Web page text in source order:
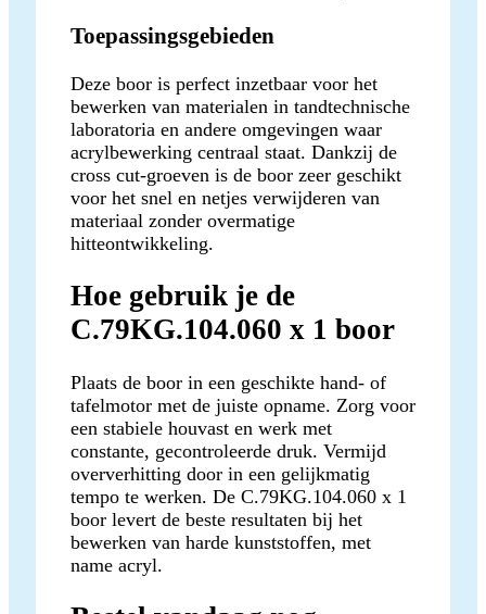
Toepassingsgebieden
Deze boor is perfect inzetbaar voor het
bewerken van materialen in tandtechnische
laboratoria en andere omgevingen waar
acrylbewerking centraal staat. Dankzij de
cross cut-groeven is de boor zeer geschikt
voor het snel en netjes verwijderen van
materiaal zonder overmatige
hitteontwikkeling.
Hoe gebruik je de
C.79KG.104.060 x 1 boor
Plaats de boor in een geschikte hand- of
tafelmotor met de juiste opname. Zorg voor
een stabiele houvast en werk met
constante, gecontroleerde druk. Vermijd
oververhitting door in een gelijkmatig
tempo te werken. De C.79KG.104.060 x 1
boor levert de beste resultaten bij het
bewerken van harde kunststoffen, met
name acryl.